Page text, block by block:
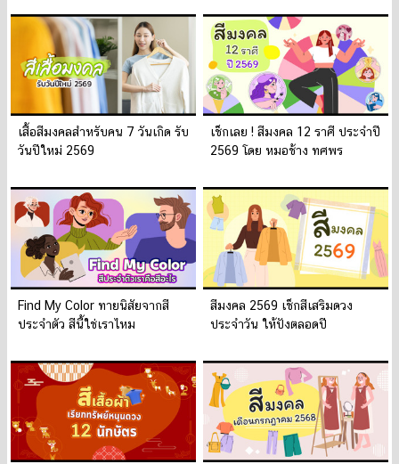
เสื้อสีมงคลสำหรับคน 7 วันเกิด รับ
วันปีใหม่ 2569
เช็กเลย ! สีมงคล 12 ราศี ประจำปี
2569 โดย หมอช้าง ทศพร
Find My Color ทายนิสัยจากสี
ประจำตัว สีนี้ใช่เราไหม
สีมงคล 2569 เช็กสีเสริมดวง
ประจำวัน ให้ปังตลอดปี